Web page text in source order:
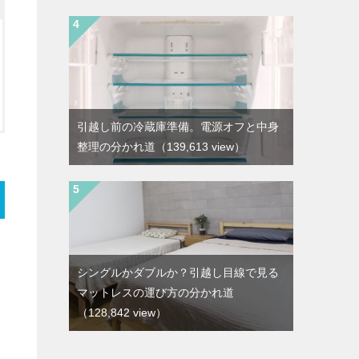
引越し前の冷蔵庫準備。電源オフと中身
整理の分かれ道 （139,613 view）
シングルかダブルか？引越し目線で見る
マットレスの運び方の分かれ道
（128,842 view）